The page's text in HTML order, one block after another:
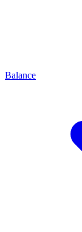
Balance